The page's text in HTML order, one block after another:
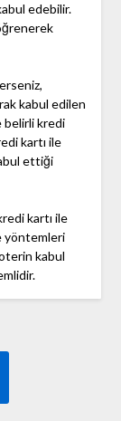
edebilir.
kabul edilen
belirli kredi
kartı ile
ettiği
kartı ile
yöntemleri
kabul